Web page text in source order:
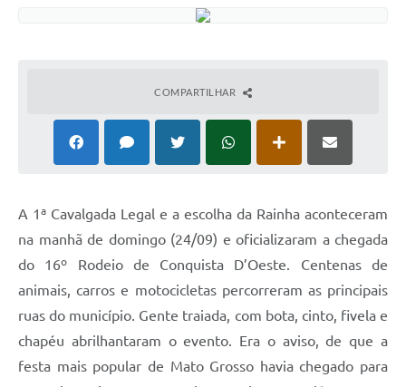
COMPARTILHAR
A 1ª Cavalgada Legal e a escolha da Rainha aconteceram
na manhã de domingo (24/09) e oficializaram a chegada
do 16º Rodeio de Conquista D’Oeste. Centenas de
animais, carros e motocicletas percorreram as principais
ruas do município. Gente traiada, com bota, cinto, fivela e
chapéu abrilhantaram o evento. Era o aviso, de que a
festa mais popular de Mato Grosso havia chegado para